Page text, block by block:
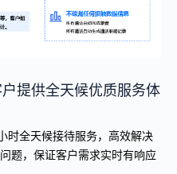
提供全天候优质服务体
时全天候接待服务，高效解决
题，保证客户需求实时有响应